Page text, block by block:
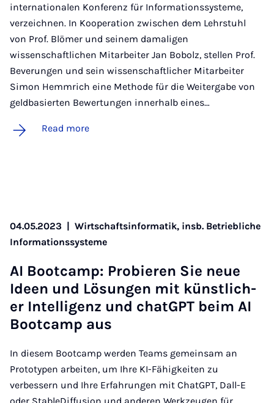
internationalen Konferenz für Informationssysteme,
verzeichnen. In Kooperation zwischen dem Lehrstuhl
von Prof. Blömer und seinem damaligen
wissenschaftlichen Mitarbeiter Jan Bobolz, stellen Prof.
Beverungen und sein wissenschaftlicher Mitarbeiter
Simon Hemmrich eine Methode für die Weitergabe von
geldbasierten Bewertungen innerhalb eines…
Read more
04.05.2023 | Wirtschaftsinformatik, insb. Betriebliche
Informationssysteme
AI Boot­camp: Probier­en Sie neue
Ideen und Lösun­gen mit künst­lich­
er In­tel­li­genz und chat­G­PT beim AI
Boot­camp aus
In diesem Bootcamp werden Teams gemeinsam an
Prototypen arbeiten, um Ihre KI-Fähigkeiten zu
verbessern und Ihre Erfahrungen mit ChatGPT, Dall-E
oder StableDiffusion und anderen Werkzeugen für